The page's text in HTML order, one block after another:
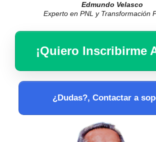
Edmundo Velasco
Experto en PNL y Transformación
¡Quiero Inscribirme
¿Dudas?, Contactar a